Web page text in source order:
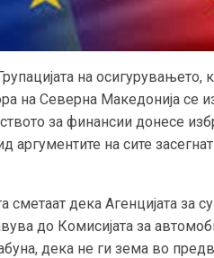
на осигурувањето,
на Северна Македонија се
за финансии донесе
на сите
дека Агенцијата за
до Комисијата за
дека не ги зема во